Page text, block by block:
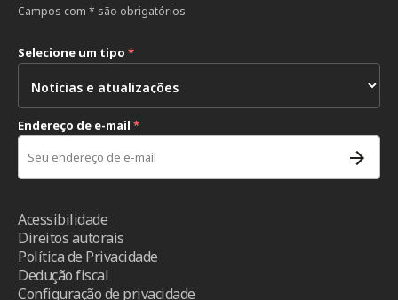
Campos com * são obrigatórios
Selecione um tipo *
Endereço de e-mail *
Acessibilidade
Direitos autorais
Política de Privacidade
Dedução fiscal
Configuração de privacidade